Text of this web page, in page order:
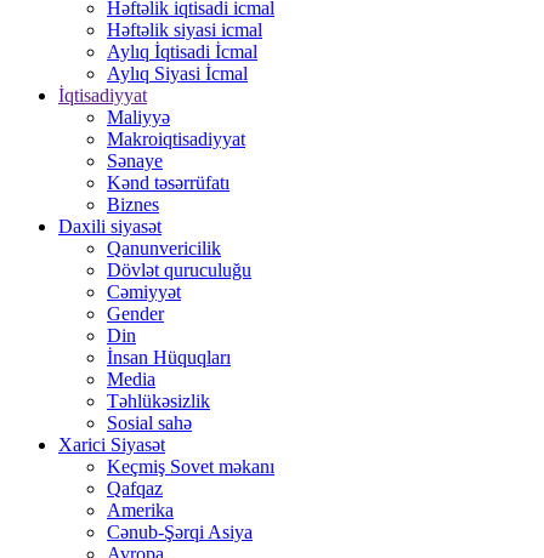
Həftəlik iqtisadi icmal
Həftəlik siyasi icmal
Aylıq İqtisadi İcmal
Aylıq Siyasi İcmal
İqtisadiyyat
Maliyyə
Makroiqtisadiyyat
Sənaye
Kənd təsərrüfatı
Biznes
Daxili siyasət
Qanunvericilik
Dövlət quruculuğu
Cəmiyyət
Gender
Din
İnsan Hüquqları
Media
Təhlükəsizlik
Sosial sahə
Xarici Siyasət
Keçmiş Sovet məkanı
Qafqaz
Amerika
Cənub-Şərqi Asiya
Avropa